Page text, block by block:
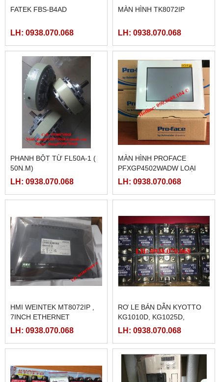
FATEK FBS-B4AD
LH: 0938.070.068
MÀN HÌNH TK8072IP
LH: 0938.070.068
PHANH BỘT TỪ FL50A-1 (
50N.M)
LH: 0938.070.068
MÀN HÌNH PROFACE
PFXGP4502WADW LOẠI
10INCH
LH: 0938.070.068
HMI WEINTEK MT8072IP ,
7INCH ETHERNET
LH: 0938.070.068
RƠ LE BÁN DẪN KYOTTO
KG1010D, KG1025D,
KG1040D VÀ KG1075D
LH: 0938.070.068